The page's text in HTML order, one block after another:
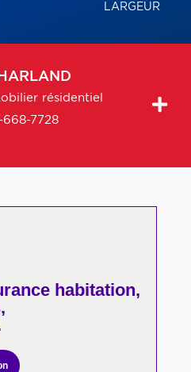
LARGEUR
résidentiel
668-7728
habitation,